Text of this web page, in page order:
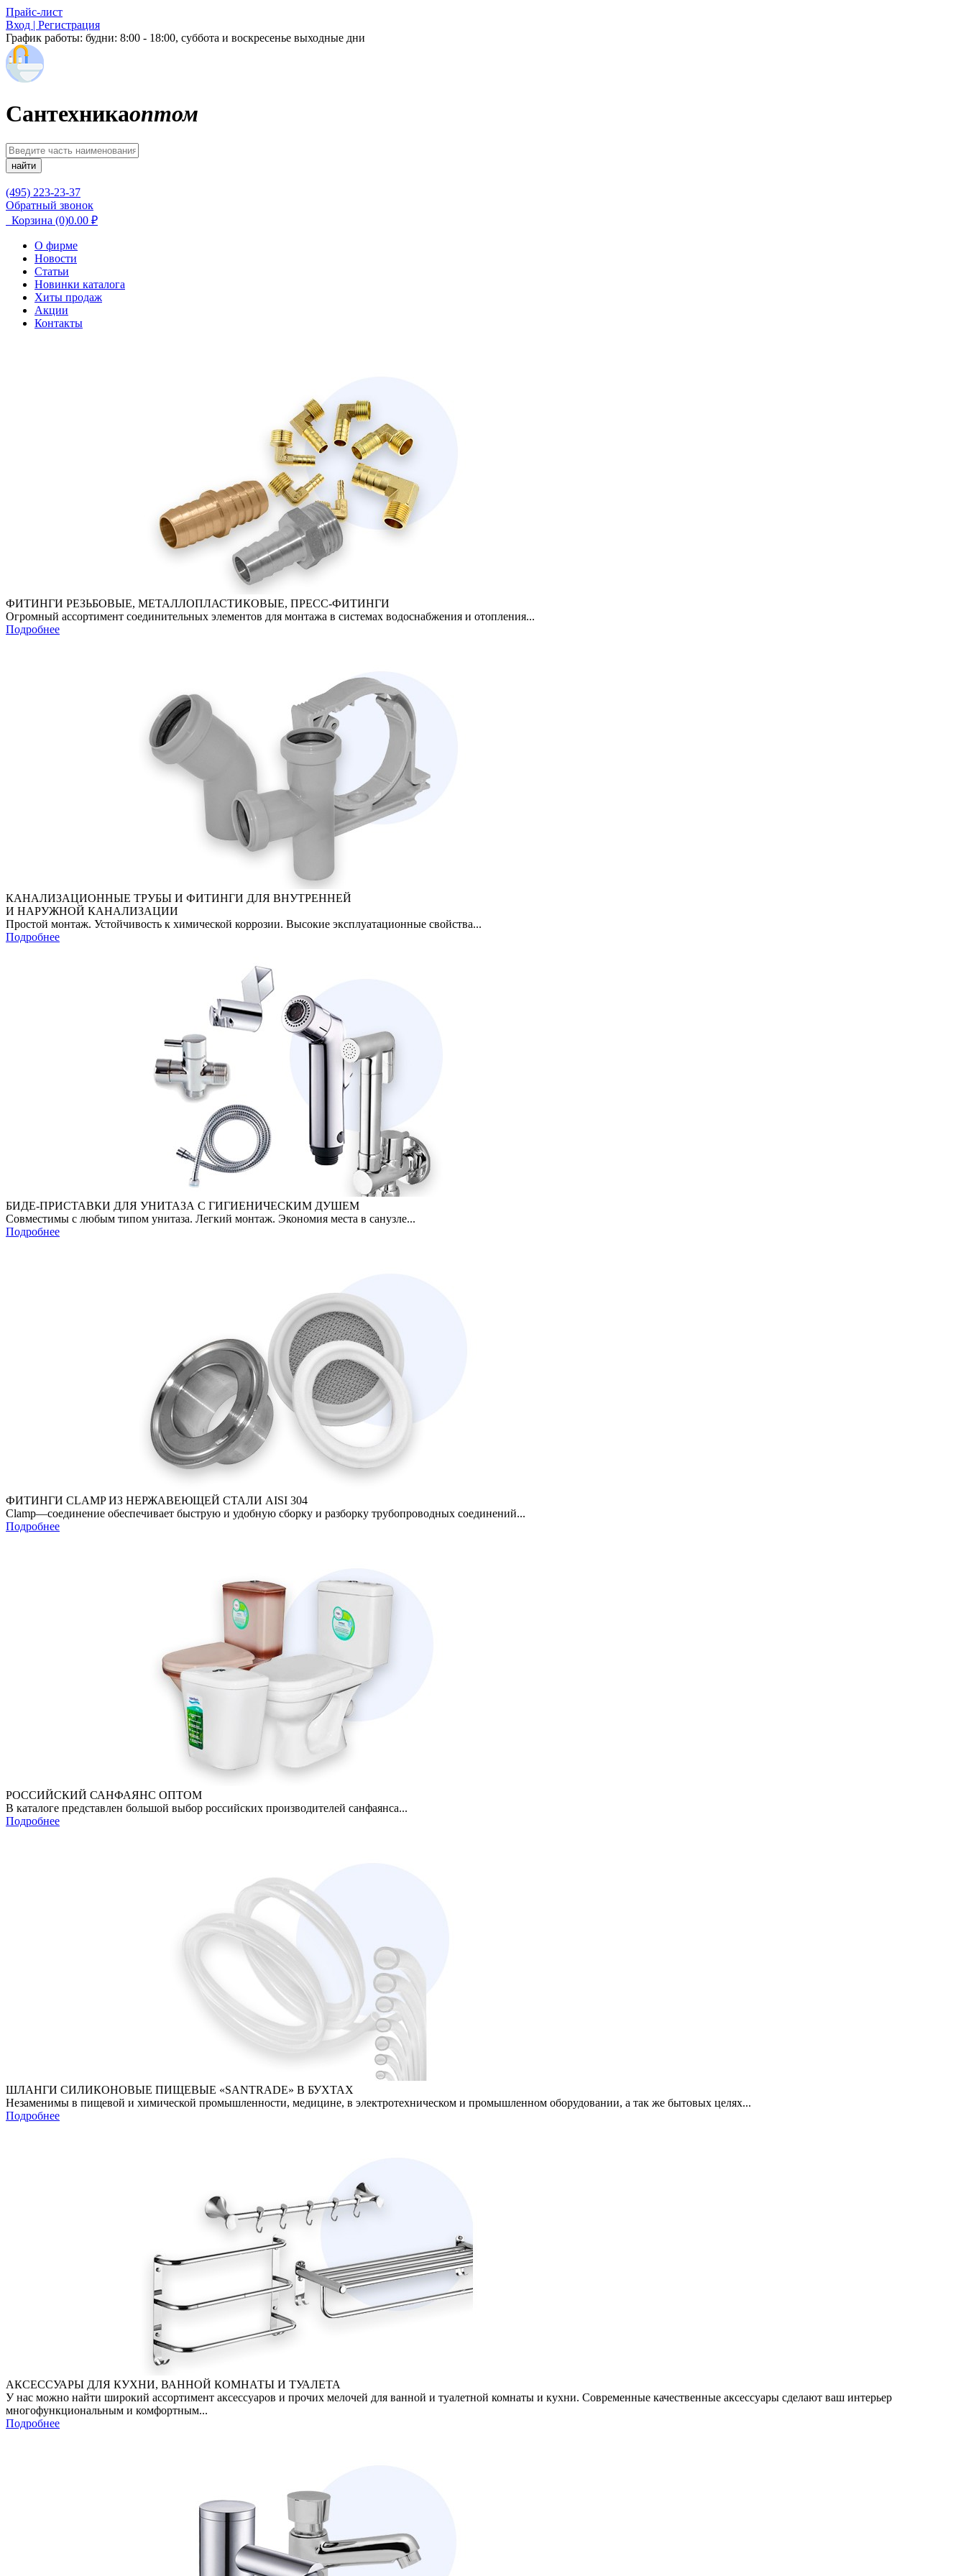
Прайс-лист
Вход | Регистрация
График работы: будни: 8:00 - 18:00, суббота и воскресенье выходные дни
Сантехникаоптом
найти
(495) 223-23-37
Обратный звонок
Корзина (0)0.00 ₽
О фирме
Новости
Статьи
Новинки каталога
Хиты продаж
Акции
Контакты
ФИТИНГИ РЕЗЬБОВЫЕ, МЕТАЛЛОПЛАСТИКОВЫЕ, ПРЕСС-ФИТИНГИ
Огромный ассортимент соединительных элементов для монтажа в системах водоснабжения и отопления...
Подробнее
КАНАЛИЗАЦИОННЫЕ ТРУБЫ И ФИТИНГИ ДЛЯ ВНУТРЕННЕЙ
И НАРУЖНОЙ КАНАЛИЗАЦИИ
Простой монтаж. Устойчивость к химической коррозии. Высокие эксплуатационные свойства...
Подробнее
БИДЕ-ПРИСТАВКИ ДЛЯ УНИТАЗА С ГИГИЕНИЧЕСКИМ ДУШЕМ
Совместимы с любым типом унитаза. Легкий монтаж. Экономия места в санузле...
Подробнее
ФИТИНГИ CLAMP ИЗ НЕРЖАВЕЮЩЕЙ СТАЛИ AISI 304
Clamp—соединение обеспечивает быструю и удобную сборку и разборку трубопроводных соединений...
Подробнее
РОССИЙСКИЙ САНФАЯНС ОПТОМ
В каталоге представлен большой выбор российских производителей санфаянса...
Подробнее
ШЛАНГИ СИЛИКОНОВЫЕ ПИЩЕВЫЕ «SANTRADE» В БУХТАХ
Незаменимы в пищевой и химической промышленности, медицине, в электротехническом и промышленном оборудовании, а так же бытовых целях...
Подробнее
АКСЕССУАРЫ ДЛЯ КУХНИ, ВАННОЙ КОМНАТЫ И ТУАЛЕТА
У нас можно найти широкий ассортимент аксессуаров и прочих мелочей для ванной и туалетной комнаты и кухни. Современные качественные аксессуары сделают ваш интерьер
многофункциональным и комфортным...
Подробнее